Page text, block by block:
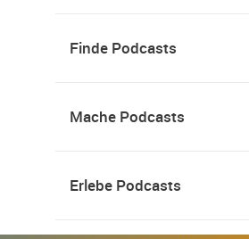
Finde Podcasts
Mache Podcasts
Erlebe Podcasts